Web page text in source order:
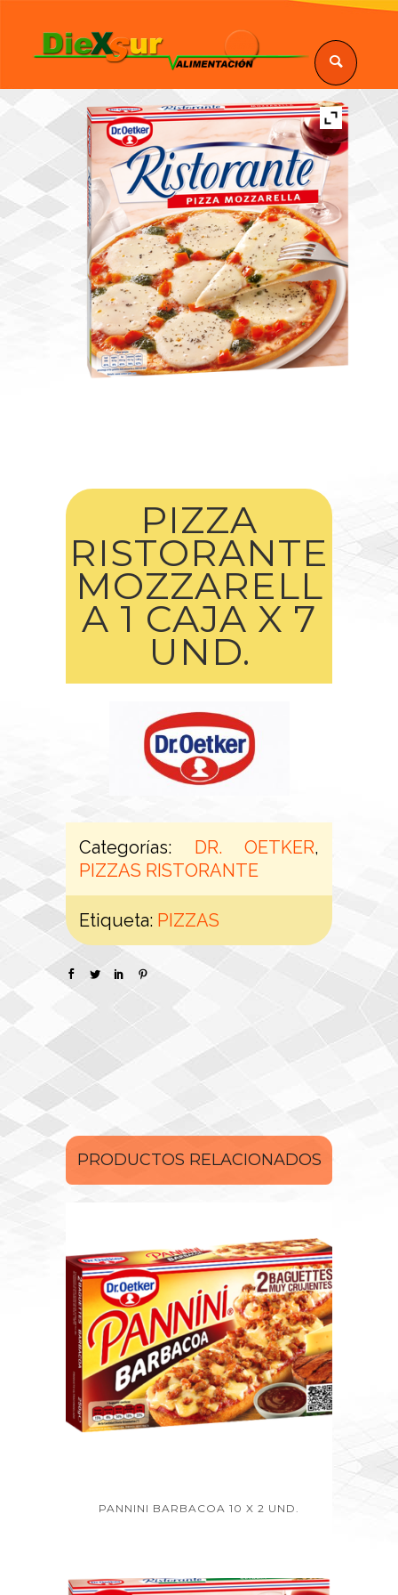
PIZZA
RISTORANTE
MOZZARELL
A 1 CAJA X 7
UND.
Categorías: DR. OETKER,
PIZZAS RISTORANTE
Etiqueta: PIZZAS
PRODUCTOS RELACIONADOS
PANNINI BARBACOA 10 X 2 UND.